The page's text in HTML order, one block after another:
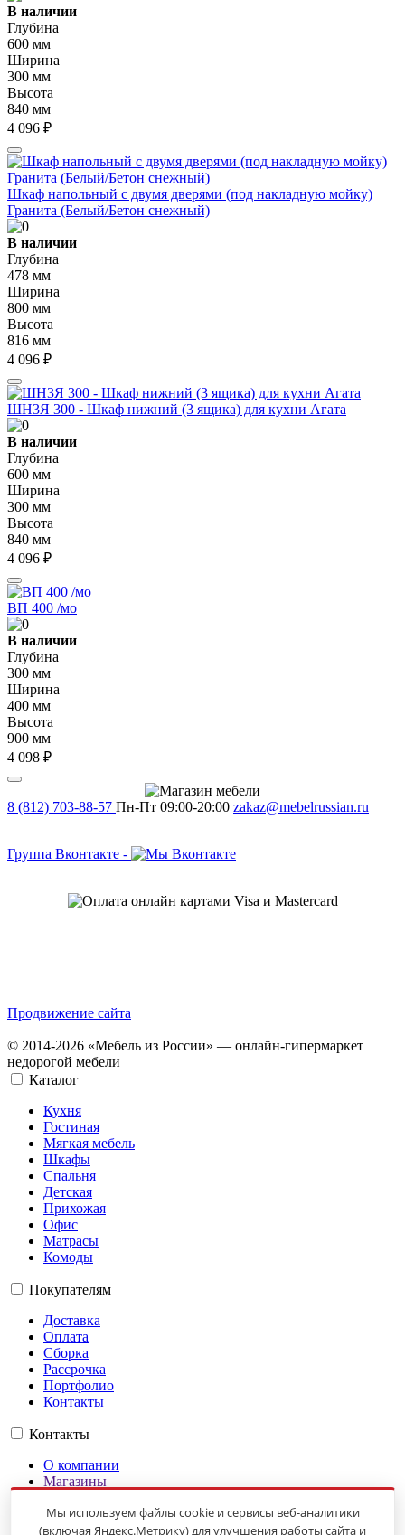
В наличии
Глубина
600 мм
Ширина
300 мм
Высота
840 мм
4 096 ₽
Шкаф напольный с двумя дверями (под накладную мойку)
Гранита (Белый/Бетон снежный)
В наличии
Глубина
478 мм
Ширина
800 мм
Высота
816 мм
4 096 ₽
ШН3Я 300 - Шкаф нижний (3 ящика) для кухни Агата
В наличии
Глубина
600 мм
Ширина
300 мм
Высота
840 мм
4 096 ₽
ВП 400 /мо
В наличии
Глубина
300 мм
Ширина
400 мм
Высота
900 мм
4 098 ₽
8 (812) 703-88-57 Пн-Пт 09:00-20:00 zakaz@mebelrussian.ru
Группа Вконтакте -
Продвижение сайта
© 2014-2026 «Мебель из России» — онлайн-гипермаркет
недорогой мебели
Каталог
Кухня
Гостиная
Мягкая мебель
Шкафы
Спальня
Детская
Прихожая
Офис
Матрасы
Комоды
Покупателям
Доставка
Оплата
Сборка
Рассрочка
Портфолио
Контакты
Контакты
О компании
Магазины
Оплата
Доставка
Мы используем файлы cookie и сервисы веб-аналитики
(включая Яндекс.Метрику) для улучшения работы сайта и